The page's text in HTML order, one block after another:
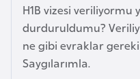
H1B vizesi veriliyormu
durduruldumu?
ne gibi evraklar
Saygılarımla.
s
v
e
ç